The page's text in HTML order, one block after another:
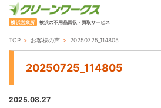
横浜営業所 横浜の不用品回収・買取サービス
TOP
TOP お客様の声 20250725_114805
20250725_114805
2025.08.27